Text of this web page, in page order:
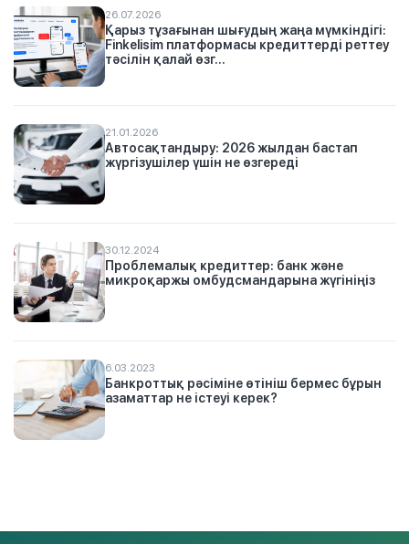
26.07.2026
Қарыз тұзағынан шығудың жаңа мүмкіндігі:
Finkelisim платформасы кредиттерді реттеу
тәсілін қалай өзг...
21.01.2026
Автосақтандыру: 2026 жылдан бастап
жүргізушілер үшін не өзгереді
30.12.2024
Проблемалық кредиттер: банк және
микроқаржы омбудсмандарына жүгініңіз
6.03.2023
Банкроттық рәсіміне өтініш бермес бұрын
азаматтар не істеуі керек?